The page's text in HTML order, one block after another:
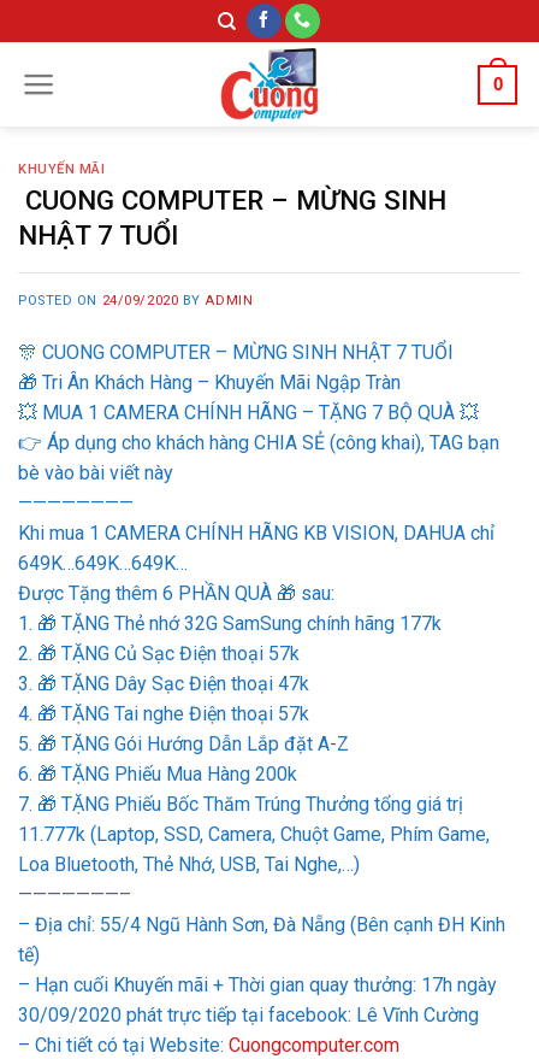
to
content
0
KHUYẾN MÃI
CUONG COMPUTER – MỪNG SINH
NHẬT 7 TUỔI
POSTED ON 24/09/2020 BY ADMIN
🎊 CUONG COMPUTER – MỪNG SINH NHẬT 7 TUỔI
🎁 Tri Ân Khách Hàng – Khuyến Mãi Ngập Tràn
💥 MUA 1 CAMERA CHÍNH HÃNG – TẶNG 7 BỘ QUÀ 💥
👉 Áp dụng cho khách hàng CHIA SẺ (công khai), TAG bạn
bè vào bài viết này
————————
Khi mua 1 CAMERA CHÍNH HÃNG KB VISION, DAHUA chỉ
649K…649K…649K…
Được Tặng thêm 6 PHẦN QUÀ 🎁 sau:
1. 🎁 TẶNG Thẻ nhớ 32G SamSung chính hãng 177k
2. 🎁 TẶNG Củ Sạc Điện thoại 57k
3. 🎁 TẶNG Dây Sạc Điện thoại 47k
4. 🎁 TẶNG Tai nghe Điện thoại 57k
5. 🎁 TẶNG Gói Hướng Dẫn Lắp đặt A-Z
6. 🎁 TẶNG Phiếu Mua Hàng 200k
7. 🎁 TẶNG Phiếu Bốc Thăm Trúng Thưởng tổng giá trị
11.777k (Laptop, SSD, Camera, Chuột Game, Phím Game,
Loa Bluetooth, Thẻ Nhớ, USB, Tai Nghe,…)
———————–
– Địa chỉ: 55/4 Ngũ Hành Sơn, Đà Nẵng (Bên cạnh ĐH Kinh
tế)
– Hạn cuối Khuyến mãi + Thời gian quay thưởng: 17h ngày
30/09/2020 phát trực tiếp tại facebook: Lê Vĩnh Cường
– Chi tiết có tại Website: Cuongcomputer.com